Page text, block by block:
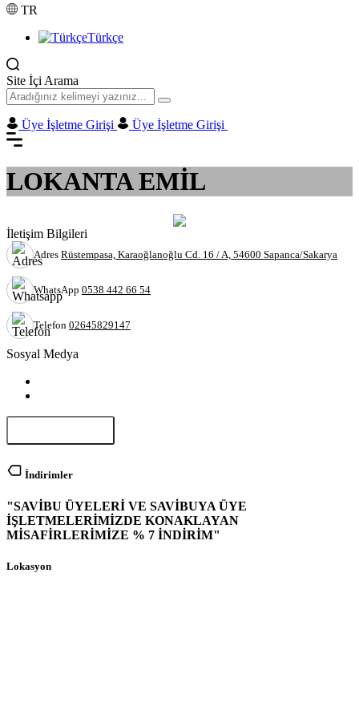
TR
Türkçe
Site İçi Arama
Üye İşletme Girişi Üye İşletme Girişi
LOKANTA EMİL
İletişim Bilgileri
Adres Rüstempasa, Karaoğlanoğlu Cd. 16 / A, 54600 Sapanca/Sakarya
WhatsApp 0538 442 66 54
Telefon 02645829147
Sosyal Medya
İndirimler
"SAVİBU ÜYELERİ VE SAVİBUYA ÜYE
İŞLETMELERİMİZDE KONAKLAYAN
MİSAFİRLERİMİZE % 7 İNDİRİM"
Lokasyon